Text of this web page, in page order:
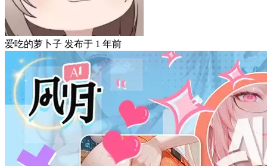
爱吃的萝卜子 发布于 1 年前